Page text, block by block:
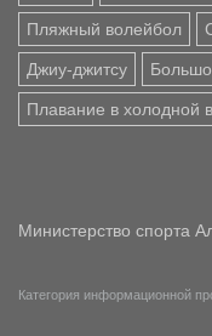
Пляжный волейбол
Джиу-джитсу
Плавание в холодной
Министерство спорта
Категория информационной